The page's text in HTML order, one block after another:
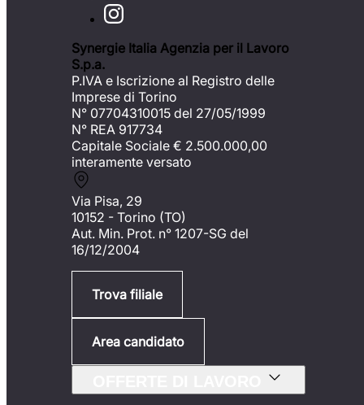
Synergie Italia Agenzia per il Lavoro
S.p.a.
P.IVA e Iscrizione al Registro delle
Imprese di Torino
N° 07704310015 del 27/05/1999
N° REA 917734
Capitale Sociale € 2.500.000,00
interamente versato
Via Pisa, 29
10152 - Torino (TO)
Aut. Min. Prot. n° 1207-SG del
16/12/2004
Trova filiale
Area candidato